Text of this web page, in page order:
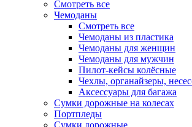
Смотреть все
Чемоданы
Смотреть все
Чемоданы из пластика
Чемоданы для женщин
Чемоданы для мужчин
Пилот-кейсы колёсные
Чехлы, органайзеры,
Аксессуары для багажа
Сумки дорожные на колесах
Портпледы
Сумки дорожные